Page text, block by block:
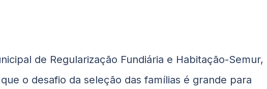
de Regularização Fundiária e Habitação-Semur,
o desafio da seleção das famílias é grande para